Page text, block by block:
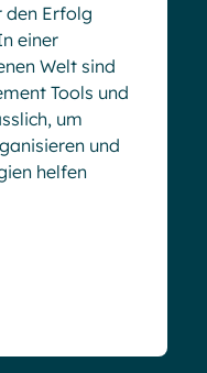
den Erfolg
einer
Welt sind
Tools und
um
und
helfen